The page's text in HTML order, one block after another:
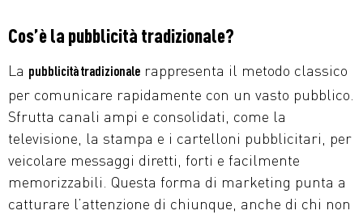
Cos’è la pubblicità tradizionale?
La pubblicità tradizionale rappresenta il metodo classico
per comunicare rapidamente con un vasto pubblico.
Sfrutta canali ampi e consolidati, come la
televisione, la stampa e i cartelloni pubblicitari, per
veicolare messaggi diretti, forti e facilmente
memorizzabili. Questa forma di marketing punta a
catturare l’attenzione di chiunque, anche di chi non